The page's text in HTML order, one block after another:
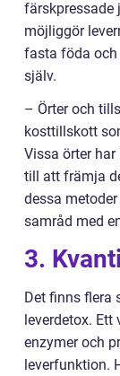
färskpressade
möjliggör
fasta föda och
själv.
– Örter och
kosttillskott
Vissa örter har
till att främja
dessa
samråd med
3.
Det finns flera
leverdetox.
enzymer och
leverfunktion.